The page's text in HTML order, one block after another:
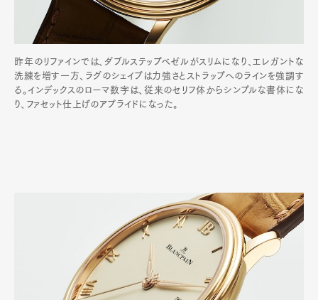
昨年のリファインでは、ダブルステップベゼルがスリムになり、エレガントな
洗練を増す一方、ラグのシェイプは力強さとストラップへのラインを強調す
る。インデックスのローマ数字は、従来のセリフ体からシンプルな書体にな
り、ファセット仕上げのアプライドになった。